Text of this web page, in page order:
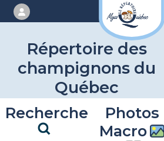
Répertoire des
champignons du
Québec
Recherche
Photos
Macro